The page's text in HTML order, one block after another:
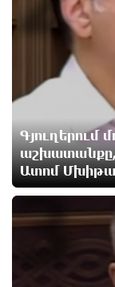
Մեր
միայն
Գյուղերում
աշխատանքը,
Ատոմ
3